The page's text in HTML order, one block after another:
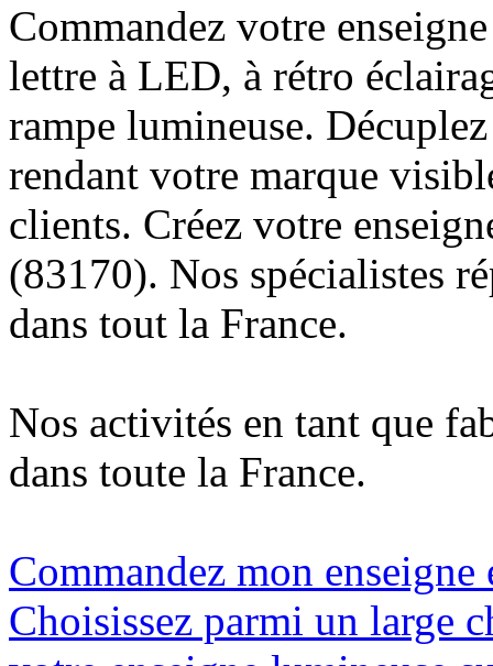
Commandez votre
lettre à LED, à rétro
rampe lumineuse.
rendant votre marque
clients. Créez votre
(83170). Nos spécialistes
dans tout la France.
Nos activités en tant que
dans toute la France.
Commandez mon
Choisissez parmi un large